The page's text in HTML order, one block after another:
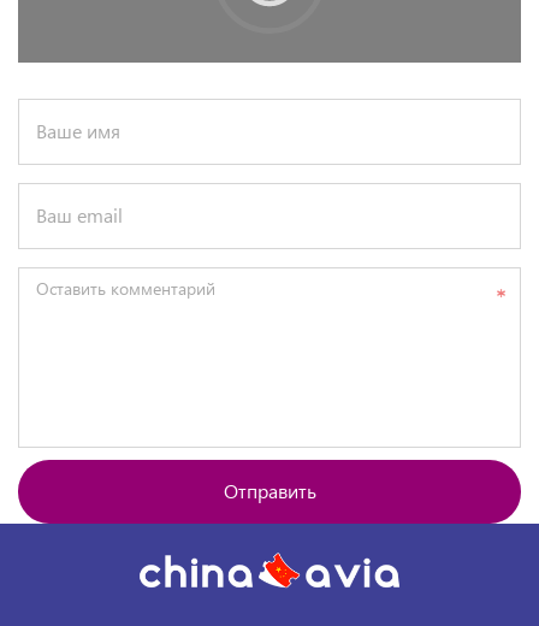
Ваше имя
Ваш email
Оставить комментарий
Отправить